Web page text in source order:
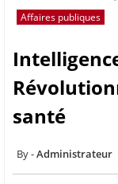
Affaires publiques
santé
Administrateur